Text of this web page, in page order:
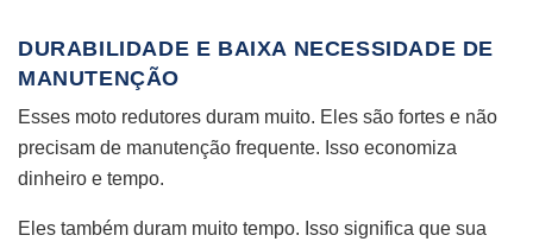
DURABILIDADE E BAIXA NECESSIDADE DE
MANUTENÇÃO
Esses moto redutores duram muito. Eles são fortes e não
precisam de manutenção frequente. Isso economiza
dinheiro e tempo.
Eles também duram muito tempo. Isso significa que sua